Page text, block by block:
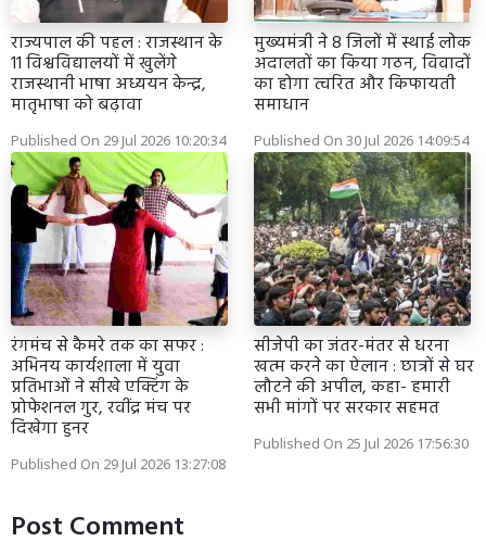
राज्यपाल की पहल : राजस्थान के
11 विश्वविद्यालयों में खुलेंगे
राजस्थानी भाषा अध्ययन केन्द्र,
मातृभाषा को बढ़ावा
Published On 29 Jul 2026 10:20:34
मुख्यमंत्री ने 8 जिलों में स्थाई लोक
अदालतों का किया गठन, विवादों
का होगा त्वरित और किफायती
समाधान
Published On 30 Jul 2026 14:09:54
रंगमंच से कैमरे तक का सफर :
अभिनय कार्यशाला में युवा
प्रतिभाओं ने सीखे एक्टिंग के
प्रोफेशनल गुर, रवींद्र मंच पर
दिखेगा हुनर
Published On 29 Jul 2026 13:27:08
सीजेपी का जंतर-मंतर से धरना
खत्म करने का ऐलान : छात्रों से घर
लौटने की अपील, कहा- हमारी
सभी मांगों पर सरकार सहमत
Published On 25 Jul 2026 17:56:30
Post Comment